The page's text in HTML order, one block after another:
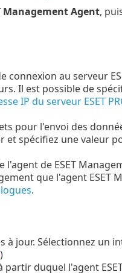
Management Agent,
au serveur
Il est possible de
IP du serveur ESET
pour l'envoi des
et spécifiez une valeur
de ESET
que l'agent ESET
.
à jour. Sélectionnez un
duquel l'agent